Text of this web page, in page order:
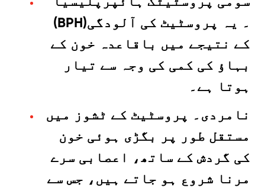
(BPH)۔ یہ پروسٹیٹ کی آلودگی
کے نتیجے میں باقاعدہ خون کے
بہاؤ کی کمی کی وجہ سے تیار
ہوتا ہے۔
نامردی۔ پروسٹیٹ کے ٹشوز میں
مستقل طور پر بگڑی ہوئی خون
کی گردش کے ساتھ، اعصابی سرے
مرنا شروع ہو جاتے ہیں، جس سے